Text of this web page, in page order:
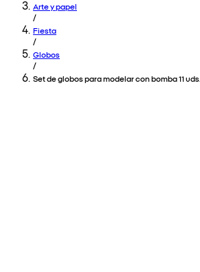
Arte y papel
/
Fiesta
/
Globos
/
Set de globos para modelar con bomba 11 uds.